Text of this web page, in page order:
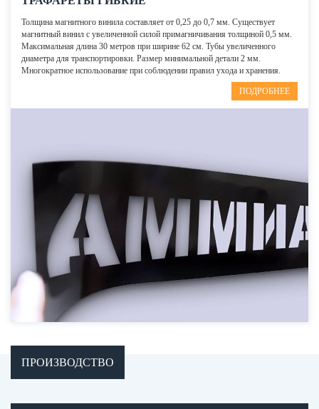
Толщина магнитного винила составляет от 0,25 до 0,7 мм. Существует
магнитный винил с увеличенной силой примагничивания толщиной 0,5 мм.
Максимальная длина 30 метров при ширине 62 см. Тубы увеличенного
диаметра для транспортировки. Размер минимальной детали 2 мм.
Многократное использование при соблюдении правил ухода и хранения.
ПОДРОБНЕЕ
ПРОИЗВОДСТВО